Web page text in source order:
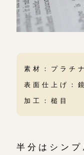
素材：プラチ
表面仕上げ：
加工：槌目
半分はシンプ